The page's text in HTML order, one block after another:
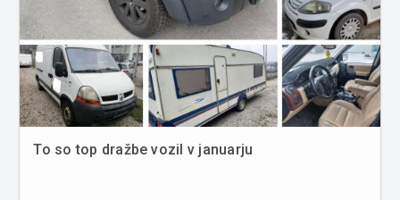
To so top dražbe vozil v januarju